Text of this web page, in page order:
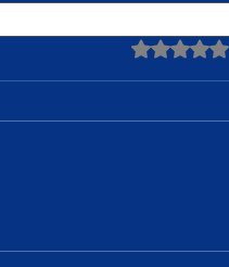
Avaliado com